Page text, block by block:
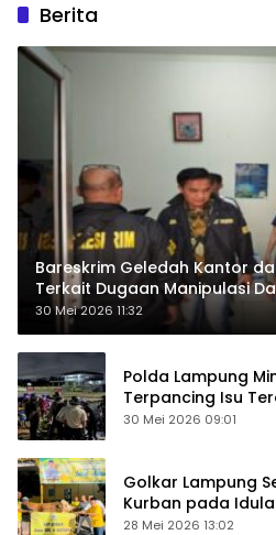
Berita
Bareskrim Geledah Kantor
Terkait Dugaan Manipulasi
30 Mei 2026 11:32
Polda Lampung
Terpancing Isu
Keamanan
30 Mei 2026 09:01
Golkar Lampung
Kurban pada
28 Mei 2026 13:02